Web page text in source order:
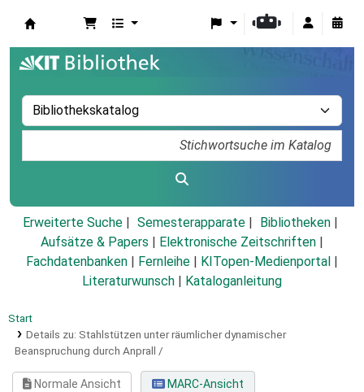
Erweiterte Suche Semesterapparate
Bibliotheken
Aufsätze & Papers
Elektronische Zeitschriften
Fachdatenbanken
Fernleihe KITopen-Medienportal
Literaturwunsch
Kataloganleitung
Start
Details zu: Stahlstützen unter räumlicher dynamischer
Beanspruchung durch Anprall /
Normale Ansicht
MARC-Ansicht